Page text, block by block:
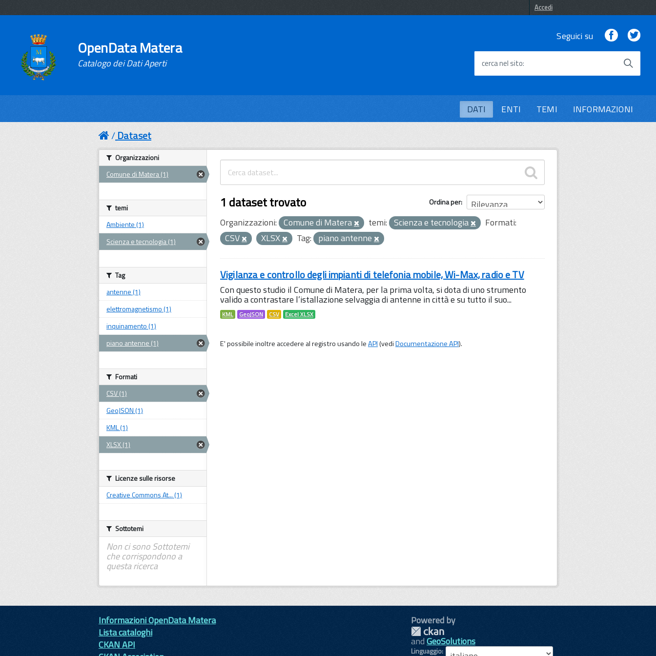
Accedi
OpenData Matera
Catalogo dei Dati Aperti
Seguici su Facebook
cerca nel sito
DATI ENTI TEMI INFORMAZIONI
Dataset
Ordina per
1 dataset trovato
Organizzazioni: Comune di Matera temi: Scienza e tecnologia
Formati:
CSV
XLSX Tag: piano antenne
Vigilanza e controllo degli impianti di telefonia mobile, Wi-Max, radio e TV
Con questo studio il Comune di Matera, per la prima volta, si dota di uno strumento
valido a contrastare l’istallazione selvaggia di antenne in città e su tutto il suo...
KML GeoJSON CSV Excel XLSX
E' possibile inoltre accedere al registro usando leAPI(vediDocumentazione API).
Organizzazioni
Comune di Matera (1)
temi
Ambiente (1)
Scienza e tecnologia (1)
Tag
antenne (1)
elettromagnetismo (1)
inquinamento (1)
piano antenne (1)
Formati
CSV (1)
GeoJSON (1)
KML (1)
XLSX (1)
Licenze sulle risorse
Creative Commons At... (1)
Sottotemi
Non ci sono Sottotemi
che corrispondono a
questa ricerca
Informazioni OpenData Matera
Lista cataloghi
CKAN API
Powered by
andGeoSolutions
Linguaggio